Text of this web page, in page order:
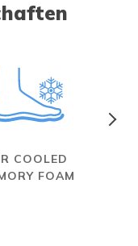
COOLED
FOAM